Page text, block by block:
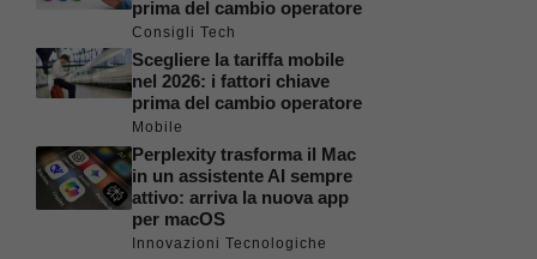
prima del cambio operatore
Consigli Tech
Scegliere la tariffa mobile
nel 2026: i fattori chiave
prima del cambio operatore
Mobile
Perplexity trasforma il Mac
in un assistente AI sempre
attivo: arriva la nuova app
per macOS
Innovazioni Tecnologiche